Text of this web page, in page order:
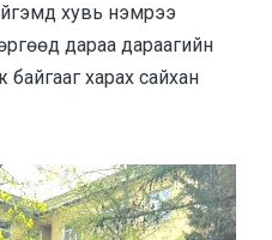
хувь нэмрээ
дараа дараагийн
харах сайхан